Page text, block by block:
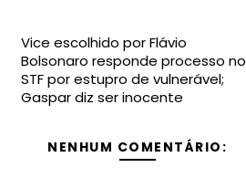
Vice escolhido por Flávio
Bolsonaro responde processo no
STF por estupro de vulnerável;
Gaspar diz ser inocente
NENHUM COMENTÁRIO: